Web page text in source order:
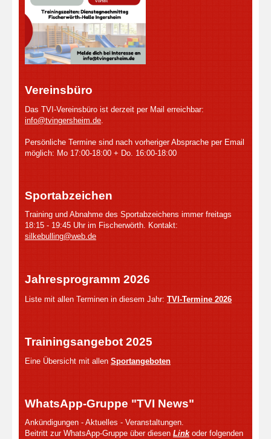
Vereinsbüro
Das TVI-Vereinsbüro ist derzeit per Mail erreichbar:
info@tvingersheim.de
Persönliche Termine sind nach vorheriger Absprache per Email
möglich: Mo 17:00-18:00 + Do. 16:00-18:00
Sportabzeichen
Training und Abnahme des Sportabzeichens immer freitags
18:15 - 19:45 Uhr im Fischerwörth. Kontakt:
silkebulling@web.de
Jahresprogramm 2026
Liste mit allen Terminen in diesem Jahr: TVI-Termine 2026
Trainingsangebot 2025
Eine Übersicht mit allen Sportangeboten
WhatsApp-Gruppe "TVI News"
Ankündigungen - Aktuelles - Veranstaltungen.
Beitritt zur WhatsApp-Gruppe über diesen Linkoder folgenden